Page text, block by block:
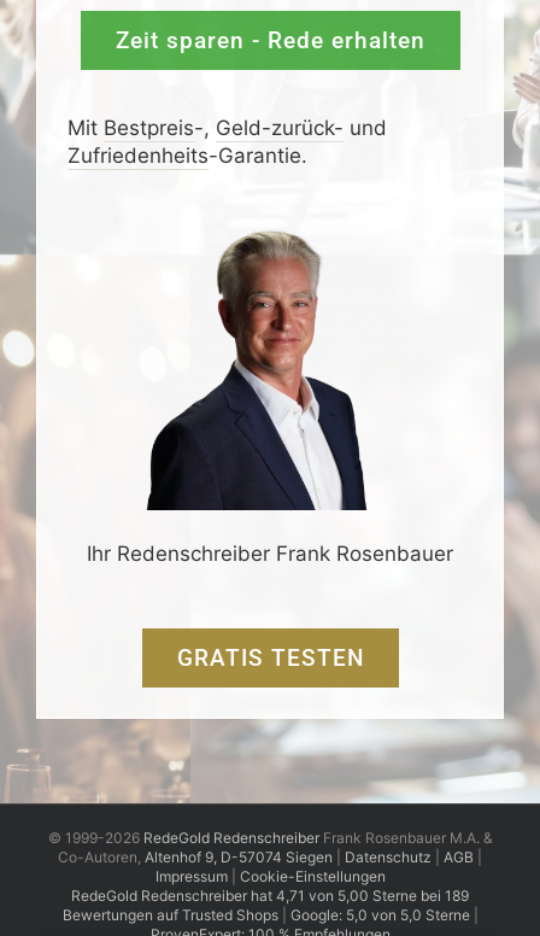
Zeit sparen - Rede erhalten
Mit Bestpreis-, Geld-zurück- und
Zufrieden­­heits-Garantie.
Ihr Redenschreiber Frank Rosenbauer
GRATIS TESTEN
© 1999-2026 RedeGold RedenschreiberFrank Rosenbauer M.A. &
Co-Autoren, Altenhof 9, D-57074 Siegen Datenschutz AGB
Impressum| Cookie-Einstellungen
RedeGold Redenschreiber hat 4,71 von 5,00 Sterne bei 189
Bewertungen auf Trusted Shops| Google: 5,0 von 5,0 Sterne|